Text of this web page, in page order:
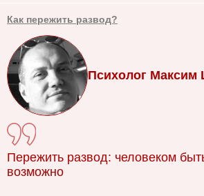
Как пережить развод?
Психолог Максим
Пережить развод: человеком
возможно